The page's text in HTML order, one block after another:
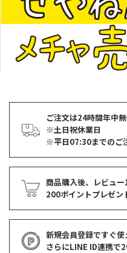
ご注文は24時間年中
※土日祝休業日
※平日07:30までのご
商品購入後、レビュー
200ポイントプレゼン
新規会員登録ですぐ使
さらにLINE ID連携で